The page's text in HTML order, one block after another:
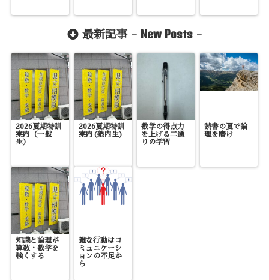
最新記事 - New Posts -
2026夏期特訓
案内（一般
生）
2026夏期特訓
案内(塾内生)
数学の得点力
を上げる二通
りの学習
読書の夏で論
理を磨け
知識と論理が
算数・数学を
強くする
雑な行動はコ
ミュニケーシ
ョンの不足か
ら